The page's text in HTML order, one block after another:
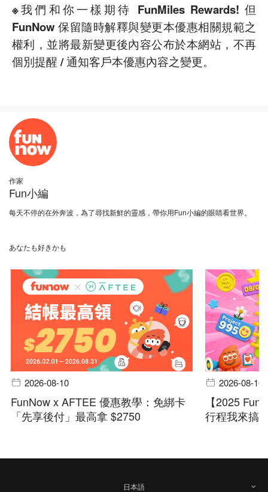
※我們和你一樣期待 FunMiles Rewards! 但
FunNow 保留隨時解釋與變更本優惠相關規範之
權利，並將最新變更後內容公布於本網站，不再
個別提醒 / 通知客戶本優惠內容之變更。
作家
Fun小編
每天不停的在外奔波，為了尋找新鮮的靈感，帶你用Fun小編的眼睛看世界。
あなたも好きかも
2026-08-10
FunNow x AFTEE 優惠教學：免綁卡
「先享後付」最高拿 $2750
2026-08-10
【2025
行程我來搞
日本語